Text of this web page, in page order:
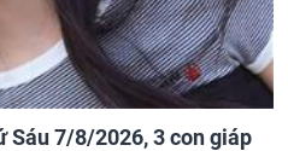
Sáu 7/8/2026, 3 con giáp